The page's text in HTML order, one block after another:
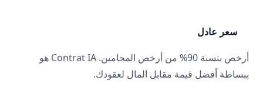
سعر عادل
أرخص بنسبة 90% من أرخص المحامين. Contrat IA هو
ببساطة أفضل قيمة مقابل المال لعقودك.